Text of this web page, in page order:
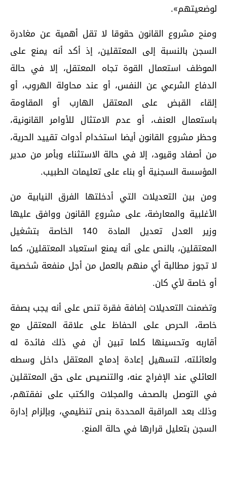
لوضعيتهم».
ومنح مشروع القانون حقوقا لا تقل أهمية عن مغادرة
السجن بالنسبة إلى المعتقلين، إذ أكد أنه يمنع على
الموظف استعمال القوة تجاه المعتقل، إلا في حالة
الدفاع الشرعي عن النفس، أو عند محاولة الهروب، أو
إلقاء القبض على المعتقل الهارب أو المقاومة
باستعمال العنف، أو عدم الامتثال للأوامر القانونية،
وحظر مشروع القانون أيضا استخدام أدوات تقييد الحرية،
من أصفاد وقيود، إلا في حالة الاستثناء وبأمر من مدير
المؤسسة السجنية أو بناء على تعليمات الطبيب.
ومن بين التعديلات التي أدخلتها الفرق النيابية من
الأغلبية والمعارضة، على مشروع القانون ووافق عليها
وزير العدل تعديل المادة 140 الخاصة بتشغيل
المعتقلين، بالنص على أنه يمنع استعباد المعتقلين، كما
لا تجوز مطالبة أي منهم بالعمل من أجل منفعة شخصية
أو خاصة لأي كان.
وتضمنت التعديلات إضافة فقرة تنص على أنه يجب بصفة
خاصة، الحرص على الحفاظ على علاقة المعتقل مع
أقاربه وتحسينها كلما تبين أن في ذلك فائدة له
ولعائلته، لتسهيل إعادة إدماج المعتقل داخل وسطه
العائلي عند الإفراج عنه، والتنصيص على حق المعتقلين
في التوصل بالصحف والمجلات والكتب على نفقتهم،
وذلك بعد المراقبة المحددة بنص تنظيمي، وبإلزام إدارة
السجن بتعليل قرارها في حالة المنع.